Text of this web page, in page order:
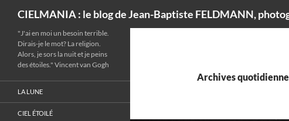
CIELMANIA : le blog de Jean-Baptiste FELDMANN,
Archives
"J'ai en moi un besoin terrible.
Dirais-je le mot? La religion.
Alors, je sors la nuit et je peins
des étoiles." Vincent van Gogh
LA LUNE
CIEL ÉTOILÉ